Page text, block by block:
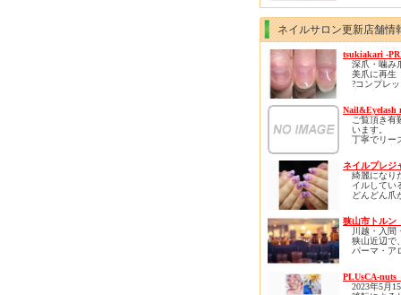
です✨
カラー選び
ン、自爪の
丁寧にカウ
グさせてい
す😊
角質ケアで
を緩和でき
部までのケ
様に喜ばれ
ニューです
きたいです
ネイルサロン更新店舗情
tsukiakari -
深爪・噛み
美爪に再生
?コンプレ
?初回から
?ネイルNG
風仕上げが
?肌も再生
?実績5万件
ロネイル??
正】導入
Nail&Eyelash
ご覧頂き有
います。
丁寧でリー
を頂いてお
リピーター
ロン初心者
していらし
けるアット
ネイルプレジ
綺麗になり
イルしてい
どんどん爪
や、
自分らしさ
くてネイル
に
みんなと同
からしか選
いなど、
狭山市トル
川越・入間
狭山近辺で
パーマ・ア
健康のサロ
クゼーショ
PLUsCA-
2023年5月